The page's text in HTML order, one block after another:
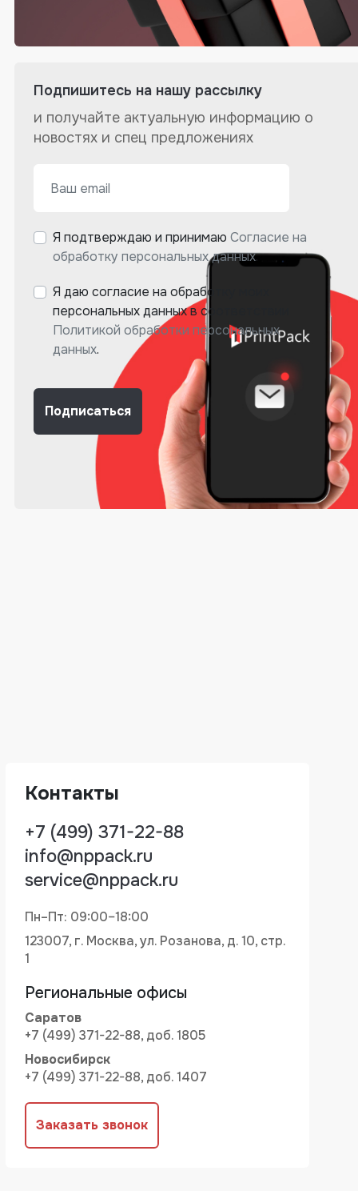
Подпишитесь на нашу рассылку
и получайте актуальную информацию о
новостях и спец предложениях
Я подтверждаю и принимаю Согласие на
обработку персональных данных.
Я даю согласие на обработку моих
персональных данных в соответствии
Политикой обработки персональных
данных.
Подписаться
Контакты
+7 (499) 371-22-88
info@nppack.ru
service@nppack.ru
Пн–Пт: 09:00–18:00
123007, г. Москва, ул. Розанова, д. 10, стр.
1
Региональные офисы
Саратов
+7 (499) 371-22-88, доб. 1805
Новосибирск
+7 (499) 371-22-88, доб. 1407
Заказать звонок